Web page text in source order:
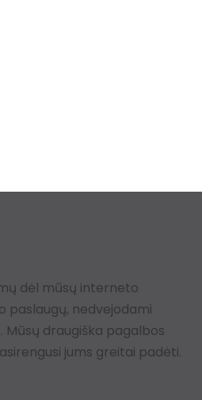
dėl mūsų interneto
paslaugų, nedvejodami
Mūsų draugiška pagalbos
jums greitai padėti.